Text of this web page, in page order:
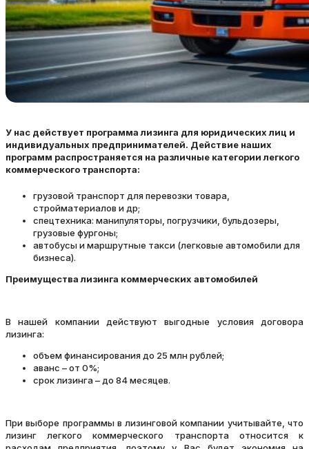
У нас действует программа лизинга для юридических лиц и
индивидуальных предпринимателей. Действие наших
программ распространяется на различные категории легкого
коммерческого транспорта:
грузовой транспорт для перевозки товара,
стройматериалов и др;
спецтехника: манипуляторы, погрузчики, бульдозеры,
грузовые фургоны;
автобусы и маршрутные такси (легковые автомобили для
бизнеса).
Преимущества лизинга коммерческих автомобилей
В нашей компании действуют выгодные условия договора
лизинга:
объем финансирования до 25 млн рублей;
аванс – от 0%;
срок лизинга – до 84 месяцев.
При выборе программы в лизинговой компании учитывайте, что
лизинг легкого коммерческого транспорта относится к